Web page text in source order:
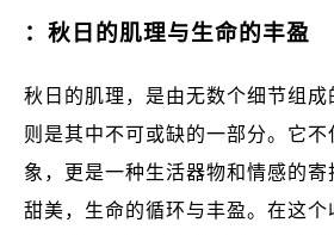
：秋日的肌理与生命的丰盈
秋日的肌理，是由无数个细节组成
则是其中不可或缺的一部分。它
象，更是一种生活器物和情感的
甜美，生命的循环与丰盈。在这